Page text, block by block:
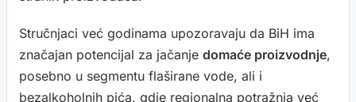
Stručnjaci već godinama upozoravaju da BiH ima
značajan potencijal za jačanje domaće proizvodnje,
posebno u segmentu flaširane vode, ali i
bezalkoholnih pića, gdje regionalna potražnja već